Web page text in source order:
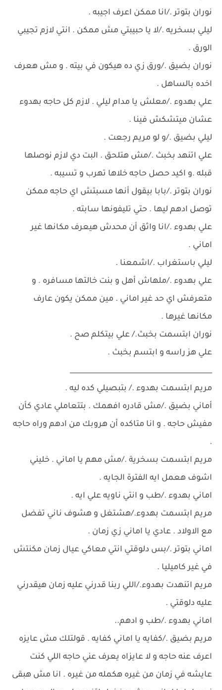
نوران بتوتر ./انا ممكن اعرف اجيبه .
ليلي بسخريه ./لا يا حبيبتي مش ممكن . انتي لازم تجيبي
الورق .
نوران بضيق ./ورق زي ده هيكون في بيته . و مش هعرف
اخده بالساهل .
علي بهدوء ./معلش يا مدام ليلي . لازم كل حاجه بهدوء
عشان ميتشكش فينا .
ليلي بضيق ./و لو مريم رجعت .
علي اتنهد بخبث ./مش هتلحق . البت دي لازم نوصلها
قبله .و اكيد حصل حاجه خلاها تهرب و تسيبه .
نوران بتوتر ./بابا بيقول أنها مسبتش اي حاجه ممكن
توصل ادهم ليها . حتي تليفونها سابته .
علي بهدوء ./انا واثق أن محدش هيعرف مكانها غير
اماني .
ليلي باستغراب ./اشمعنا .
علي بهدوء ./ملهاش أهل و بنت خالتها مسافره . و
متعرفش اي حد غير اماني . مين ممكن يكون عارف
مكانها غيرها .
نوران ابتسمت بخبث./ علي بيتكلم صح .
علي هز راسه و ابتسم بخبث .
_________________________________________
مريم ابتسمت بهدوء ./ بتبصيلي كده ليه .
أماني بضيق ./مش قادره افهمك . بتتعاملي عادي كأن
مفيش حاجه . و انا متاكده أن هروبك من ادهم وراه حاجه
.
مريم ابتسمت بسخرية ./مش مهم يا اماني . خليني
اشوف هعمل ايه الفترة الجايه .
اماني بهدوء ./طب و انتي ناويه علي ايه .
مريم ابتسمت بهدوء./هشتغل و هشوف ناني تفضل
مع الاولاد . عادي يا اماني زي زمان .
اماني بتوتر ./بس دلوقتي انتي معاكي عيال زمان مكنتش
في غير كاميليا .
مريم اتنهدت بهدوء./اللي ربنا قدرني عليه زمان هيقدرني
عليه دلوقتي .
اماني بهدوء ./طب و ادهم..
مريم بضيق ./كفايه يا اماني كفايه . قولتلك مش عايزه
اعرف عنه حاجه و لا عايزاه يعرف عني حاجه اللي كنت
عايشه في زمان من غيره هكمله من غيره . انا مش هبقى